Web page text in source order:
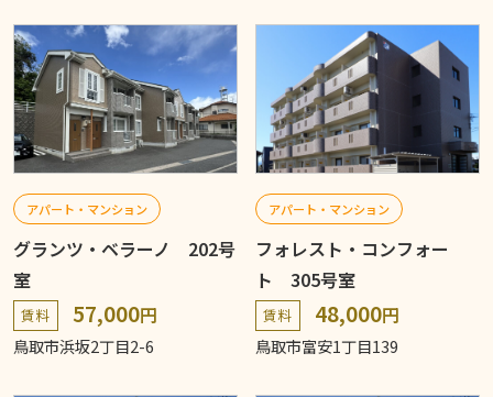
アパート・マンション
グランツ・ベラーノ 202号
室
賃料 57,000円
鳥取市浜坂2丁目2-6
アパート・マンション
フォレスト・コンフォー
ト 305号室
賃料 48,000円
鳥取市富安1丁目139